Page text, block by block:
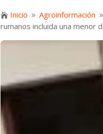
 Inicio 9 Agroinformación 9
rumanos incluida una menor